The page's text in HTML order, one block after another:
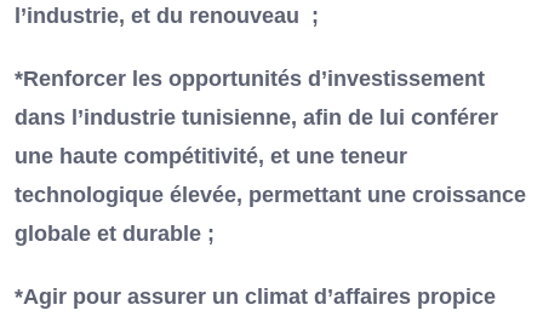
l’industrie, et du renouveau ;
*Renforcer les opportunités d’investissement
dans l’industrie tunisienne, afin de lui conférer
une haute compétitivité, et une teneur
technologique élevée, permettant une croissance
globale et durable ;
*Agir pour assurer un climat d’affaires propice